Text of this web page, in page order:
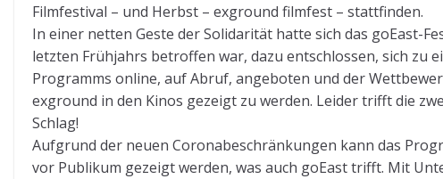
Filmfestival – und Herbst – exground filmfest – stattfinden.
In einer netten Geste der Solidarität hatte sich das goEast-
letzten Frühjahrs betroffen war, dazu entschlossen, sich zu
Programms online, auf Abruf, angeboten und der
exground in den Kinos gezeigt zu werden. Leider trifft die
Schlag!
Aufgrund der neuen Coronabeschränkungen kann das
vor Publikum gezeigt werden, was auch goEast trifft. Mit